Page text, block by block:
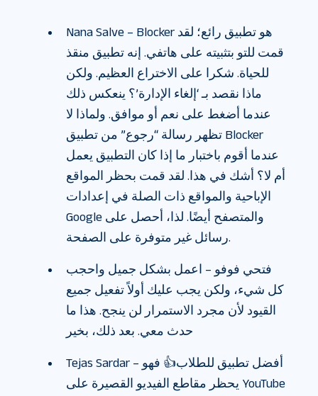
Nana Salve – Blocker هو تطبيق رائع؛ لقد
قمت للتو بتثبيته على هاتفي. إنه تطبيق منقذ
للحياة. شكرا على الاختراع العظيم. ولكن
ماذا نقصد بـ ‘إلغاء الإدارة’؟ ينعكس ذلك
عندما أضغط على نعم أو موافق. ولماذا لا
تظهر رسالة “رجوع” من تطبيق Blocker
عندما أقوم باختبار ما إذا كان التطبيق يعمل
أم لا؟ أشك في هذا. لقد قمت بحظر المواقع
الإباحية والمواقع ذات الصلة في إعدادات
Google والمتصفح أيضًا. لذا، أحصل على
رسائل غير متوفرة على الصفحة.
فتحي فوفو – اعمل بشكل جميل واحجب
كل شيء، ولكن يجب عليك أولاً تفعيل جميع
القيود لأن مجرد الاستمرار لن ينجح. هذا ما
حدث معي. بعد ذلك، بخير
Tejas Sardar – أفضل تطبيق للطلاب👍 فهو
يحظر مقاطع الفيديو القصيرة على YouTube